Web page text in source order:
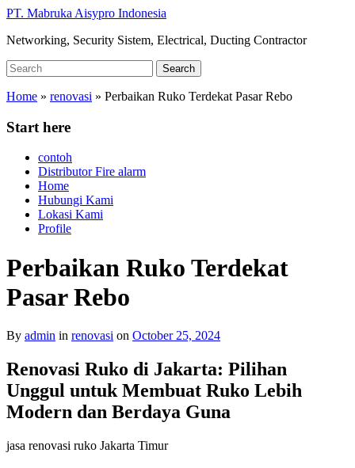
Skip
main
PT. Mabruka Aisypro Indonesia
Networking, Security Sistem, Electrical, Ducting Contractor
Search
for:
Search
Home » renovasi » Perbaikan Ruko Terdekat Pasar Rebo
Start here
contoh
Distributor Fire alarm
Home
Hubungi Kami
Lokasi Kami
Profile
Perbaikan Ruko Terdekat
Pasar Rebo
By admin in renovasi on October 25, 2024
Renovasi Ruko di Jakarta: Pilihan
Unggul untuk Membuat Ruko Lebih
Modern dan Berdaya Guna
jasa renovasi ruko Jakarta Timur